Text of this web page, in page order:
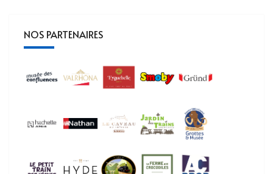
NOS PARTENAIRES